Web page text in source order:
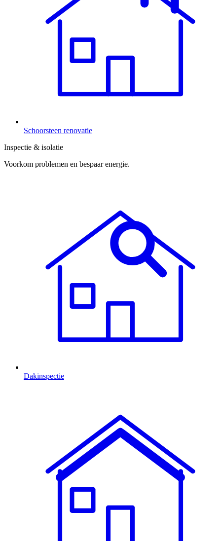
Schoorsteen renovatie
Inspectie & isolatie
Voorkom problemen en bespaar energie.
Dakinspectie